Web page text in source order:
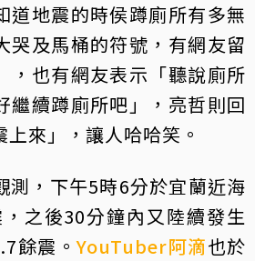
道地震的時侯蹲廁所有多無
哭及馬桶的符號，有網友留
，也有網友表示「聽說廁所
繼續蹲廁所吧」，亮哲則回
來」，讓人哈哈笑。
測，下午5時6分於宜蘭近海
之後30分鐘內又陸續發生
餘震。YouTuber阿滴也於